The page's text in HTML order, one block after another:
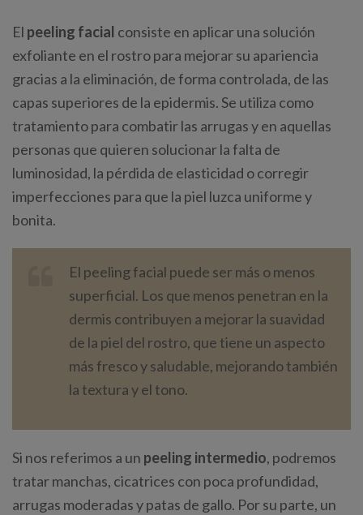
El peeling facial consiste en aplicar una solución
exfoliante en el rostro para mejorar su apariencia
gracias a la eliminación, de forma controlada, de las
capas superiores de la epidermis. Se utiliza como
tratamiento para combatir las arrugas y en aquellas
personas que quieren solucionar la falta de
luminosidad, la pérdida de elasticidad o corregir
imperfecciones para que la piel luzca uniforme y
bonita.
El peeling facial puede ser más o menos
superficial. Los que menos penetran en la
dermis contribuyen a mejorar la suavidad
de la piel del rostro, que tiene un aspecto
más fresco y saludable, mejorando también
la textura y el tono.
Si nos referimos a un peeling intermedio, podremos
tratar manchas, cicatrices con poca profundidad,
arrugas moderadas y patas de gallo. Por su parte, un